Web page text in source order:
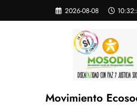
contenido
2026-08-08
Movimiento